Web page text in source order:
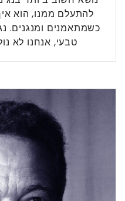
להתעלם ממנו, הוא
כשמתאמנים ומנגנים.
טבעי, אנחנו לא